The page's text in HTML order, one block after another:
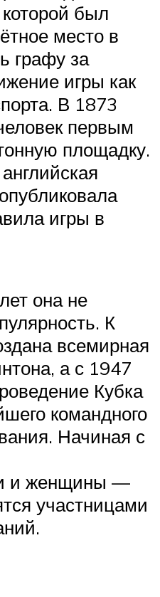
был
место в
графу за
игры как
В 1873
первым
площадку.
игры в
она не
К
всемирная
а с 1947
Кубка
командного
Начиная с
и женщины —
участницами